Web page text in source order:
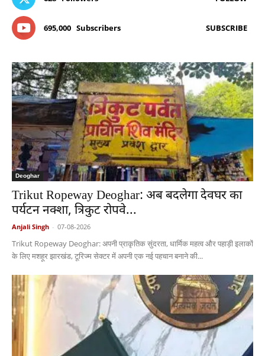
695,000 Subscribers SUBSCRIBE
Deoghar
Trikut Ropeway Deoghar: अब बदलेगा देवघर का
पर्यटन नक्शा, त्रिकुट रोपवे...
Anjali Singh - 07-08-2026
Trikut Ropeway Deoghar: अपनी प्राकृतिक सुंदरता, धार्मिक महत्व और पहाड़ी इलाकों
के लिए मशहूर झारखंड, टूरिज्म सेक्टर में अपनी एक नई पहचान बनाने की...